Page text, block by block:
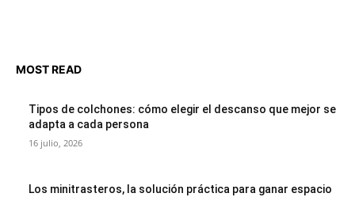
MOST READ
Tipos de colchones: cómo elegir el descanso que mejor se
adapta a cada persona
16 julio, 2026
Los minitrasteros, la solución práctica para ganar espacio